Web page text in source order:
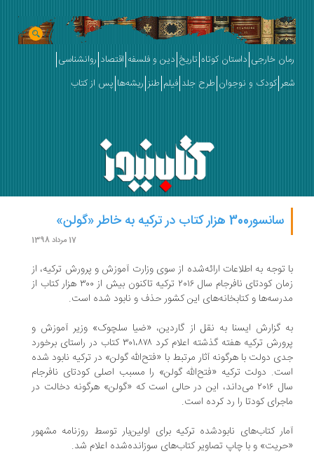
رمان خارجی داستان کوتاه تاریخ دین و فلسفه اقتصاد روانشناسی
شعر کودک و نوجوان طرح جلد فیلم طنز ریشه‌ها پس از کتاب
سانسور300 هزار کتاب در ترکیه به خاطر «گولن»
17 مرداد 1398
با توجه به اطلاعات ارائه‌شده از سوی وزارت آموزش و پرورش ترکیه، از
زمان کودتای نافرجام سال ۲۰۱۶ ترکیه تاکنون بیش از ۳۰۰ هزار کتاب از
مدرسه‌ها و کتابخانه‌های این کشور حذف و نابود شده است.
به گزارش ایسنا به نقل از گاردین، «ضیا سلچوک» وزیر آموزش و
پرورش ترکیه هفته گذشته اعلام کرد ۳۰۱،۸۷۸ کتاب در راستای برخورد
جدی دولت با هرگونه آثار مرتبط با «فتح‌الله گولن» در ترکیه نابود شده
است. دولت ترکیه «فتح‌الله گولن» را مسبب اصلی کودتای نافرجام
سال ۲۰۱۶ می‌داند، این در حالی است که «گولن» هرگونه دخالت در
ماجرای کودتا را رد کرده است.
آمار کتاب‌های نابودشده ترکیه برای اولین‌بار توسط روزنامه مشهور
«حریت» و با چاپ تصاویر کتاب‌های سوزانده‌شده اعلام شد.